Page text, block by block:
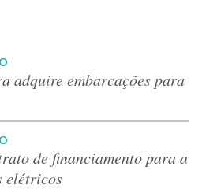
adquire embarcações para
de financiamento para a
elétricos